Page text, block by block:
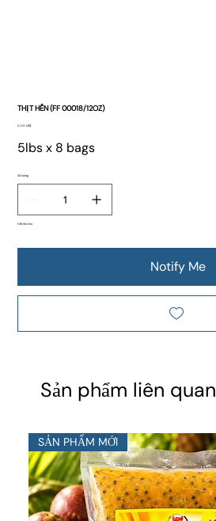
THỊT HẾN (FF 00018/12OZ)
Giá
0,00 US$
5lbs x 8 bags
Số lượng
Hết tồn kho
Notify Me
Sản phẩm liên quan
SẢN PHẨM MỚI